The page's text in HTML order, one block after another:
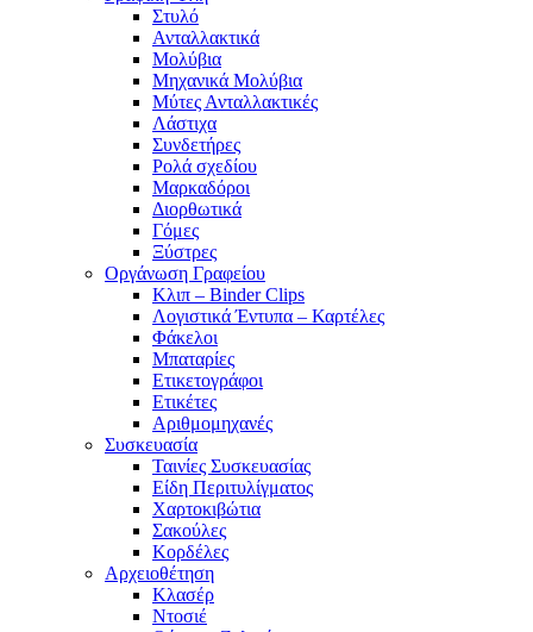
Στυλό
Ανταλλακτικά
Μολύβια
Μηχανικά Μολύβια
Μύτες Ανταλλακτικές
Λάστιχα
Συνδετήρες
Ρολά σχεδίου
Μαρκαδόροι
Διορθωτικά
Γόμες
Ξύστρες
Οργάνωση Γραφείου
Κλιπ – Binder Clips
Λογιστικά Έντυπα – Καρτέλες
Φάκελοι
Μπαταρίες
Ετικετογράφοι
Ετικέτες
Αριθμομηχανές
Συσκευασία
Ταινίες Συσκευασίας
Είδη Περιτυλίγματος
Χαρτοκιβώτια
Σακούλες
Κορδέλες
Αρχειοθέτηση
Κλασέρ
Ντοσιέ